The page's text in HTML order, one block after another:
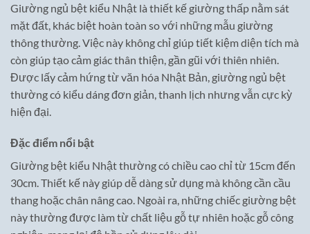
Giường ngủ bệt kiểu Nhật là thiết kế giường thấp nằm sát
mặt đất, khác biệt hoàn toàn so với những mẫu giường
thông thường. Việc này không chỉ giúp tiết kiệm diện tích mà
còn giúp tạo cảm giác thân thiện, gần gũi với thiên nhiên.
Được lấy cảm hứng từ văn hóa Nhật Bản, giường ngủ bệt
thường có kiểu dáng đơn giản, thanh lịch nhưng vẫn cực kỳ
hiện đại.
Đặc điểm nổi bật
Giường bệt kiểu Nhật thường có chiều cao chỉ từ 15cm đến
30cm. Thiết kế này giúp dễ dàng sử dụng mà không cần cầu
thang hoặc chân nâng cao. Ngoài ra, những chiếc giường bệt
này thường được làm từ chất liệu gỗ tự nhiên hoặc gỗ công